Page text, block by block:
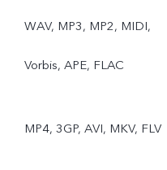
WAV, MP3, MP2, MIDI,
Vorbis, APE, FLAC
MP4, 3GP, AVI, MKV, FLV